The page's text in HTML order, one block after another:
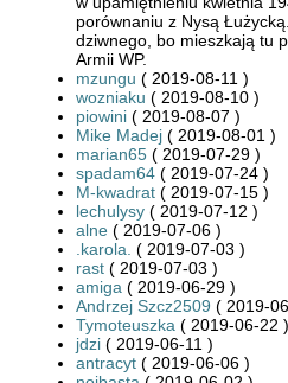
porównaniu z Nysą
dziwnego, bo mieszkają tu
Armii WP.
mzungu ( 2019-08-11 )
wozniaku ( 2019-08-10 )
piowini ( 2019-08-07 )
Mike Madej ( 2019-08-01 )
marian65 ( 2019-07-29 )
spadam64 ( 2019-07-24 )
M-kwadrat ( 2019-07-15 )
lechulysy ( 2019-07-12 )
alne ( 2019-07-06 )
.karola. ( 2019-07-03 )
rast ( 2019-07-03 )
amiga ( 2019-06-29 )
Andrzej Szcz2509 ( 2019-
Tymoteuszka ( 2019-06-22 )
jdzi ( 2019-06-11 )
antracyt ( 2019-06-06 )